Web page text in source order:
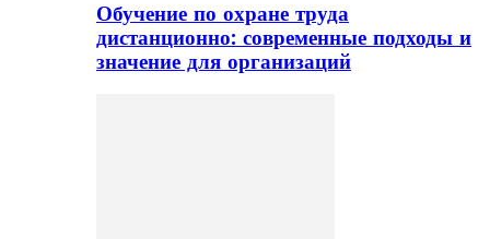
Обучение по охране труда
дистанционно: современные подходы и
значение для организаций